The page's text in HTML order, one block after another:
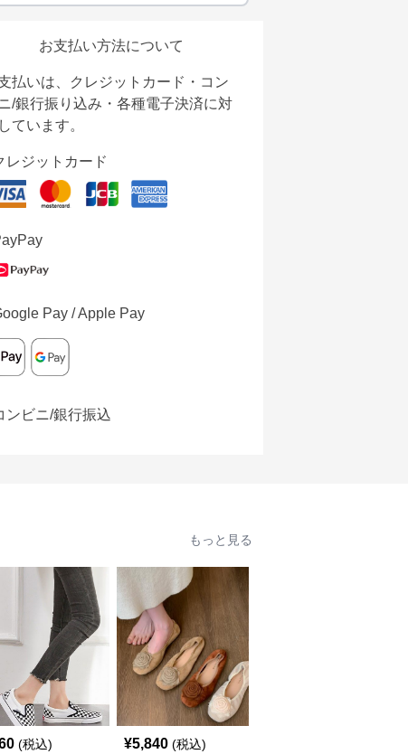
お支払い方法について
払いは、クレジットカード・コン
/銀行振り込み・各種電子決済に対
ています。
レジットカード
Pay / Apple Pay
ンビニ/銀行振込
もっと見る
(税込) ¥5,840 (税込)